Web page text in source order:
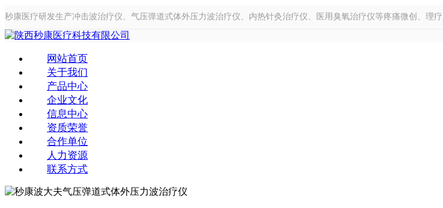
秒康医疗研发生产冲击波治疗仪、气压弹道式体外压力波治疗仪、内热针灸治疗仪、医用臭氧治疗仪等疼痛微创、理
网站首页
关于我们
产品中心
企业文化
信息中心
资质荣誉
合作单位
人力资源
联系方式